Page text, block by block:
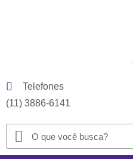
Telefones
(11) 3886-6141